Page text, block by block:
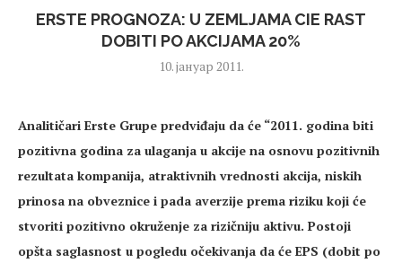
ERSTE PROGNOZA: U ZEMLJAMA CIE RAST
DOBITI PO AKCIJAMA 20%
10. јануар 2011.
Analitičari Erste Grupe predviđaju da će “2011. godina biti
pozitivna godina za ulaganja u akcije na osnovu pozitivnih
rezultata kompanija, atraktivnih vrednosti akcija, niskih
prinosa na obveznice i pada averzije prema riziku koji će
stvoriti pozitivno okruženje za rizičniju aktivu. Postoji
opšta saglasnost u pogledu očekivanja da će EPS (dobit po